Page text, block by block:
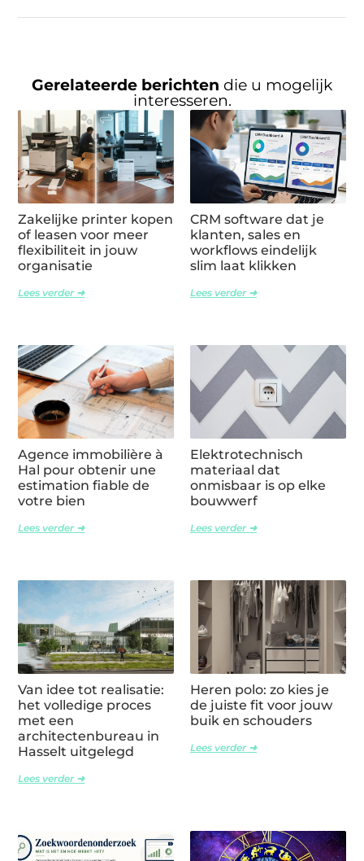
Gerelateerde berichten die u mogelijk
interesseren.
Zakelijke printer kopen
of leasen voor meer
flexibiliteit in jouw
organisatie
Lees verder ➜
CRM software dat je
klanten, sales en
workflows eindelijk
slim laat klikken
Lees verder ➜
Agence immobilière à
Hal pour obtenir une
estimation fiable de
votre bien
Lees verder ➜
Elektrotechnisch
materiaal dat
onmisbaar is op elke
bouwwerf
Lees verder ➜
Van idee tot realisatie:
het volledige proces
met een
architectenbureau in
Hasselt uitgelegd
Lees verder ➜
Heren polo: zo kies je
de juiste fit voor jouw
buik en schouders
Lees verder ➜